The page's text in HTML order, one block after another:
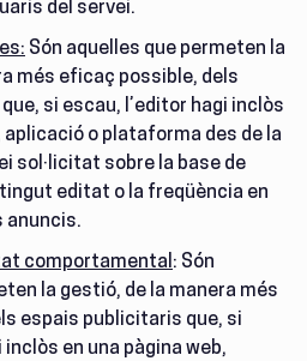
del servei.
Són aquelles que permeten la
més eficaç possible, dels
si escau, l’editor hagi inclòs
aplicació o plataforma des de la
sol·licitat sobre la base de
editat o la freqüència en
anuncis.
comportamental : Són
la gestió, de la manera més
espais publicitaris que, si
inclòs en una pàgina web,